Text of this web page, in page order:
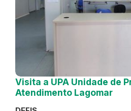
Visita a UPA Unidade de
Atendimento Lagomar